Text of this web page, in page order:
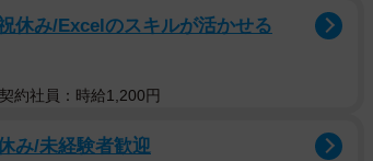
休み/Excelのスキルが活かせる
約社員：時給1,200円
み/未経験者歓迎